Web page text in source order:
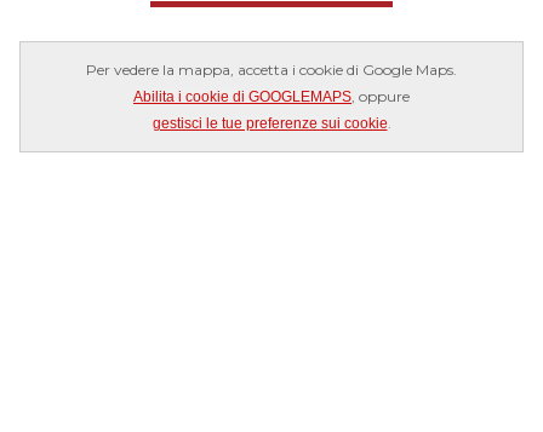
Per vedere la mappa, accetta i cookie di Google Maps.
Abilita i cookie di GOOGLEMAPS , oppure
gestisci le tue preferenze sui cookie